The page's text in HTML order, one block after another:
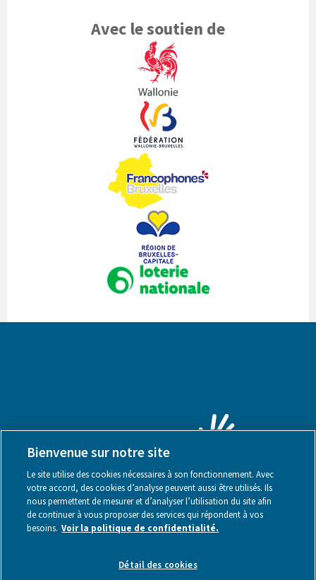
Avec le soutien de
Bienvenue sur notre site
Le site utilise des cookies nécessaires à son fonctionnement. Avec
votre accord, des cookies d’analyse peuvent aussi être utilisés. Ils
nous permettent de mesurer et d’analyser l’utilisation du site afin
de continuer à vous proposer des services qui répondent à vos
besoins. Voir la politique de confidentialité.
Détail des cookies